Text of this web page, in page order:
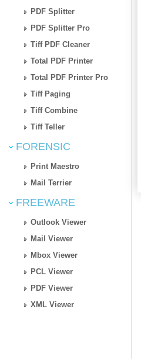
PDF Splitter
PDF Splitter Pro
Tiff PDF Cleaner
Total PDF Printer
Total PDF Printer Pro
Tiff Paging
Tiff Combine
Tiff Teller
FORENSIC
Print Maestro
Mail Terrier
FREEWARE
Outlook Viewer
Mail Viewer
Mbox Viewer
PCL Viewer
PDF Viewer
XML Viewer